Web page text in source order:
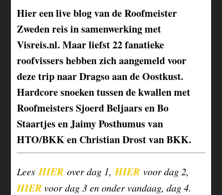
Hier een live blog van de Roofmeister
Zweden reis in samenwerking met
Visreis.nl. Maar liefst 22 fanatieke
roofvissers hebben zich aangemeld voor
deze trip naar Dragso aan de Oostkust.
Hardcore snoeken tussen de kwallen met
Roofmeisters Sjoerd Beljaars en Bo
Staartjes en Jaimy Posthumus van
HTO/BKK en Christian Drost van BKK.
LeesHIER over dag 1,HIER voor dag 2,
HIER voor dag 3 en onder vandaag, dag 4.